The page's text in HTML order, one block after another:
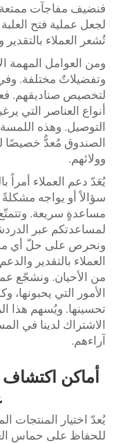
فنضيف مفاجآت ممتعة
لجعل عملية فتح
تُشعر العملاء بالتقدير
ومن العوامل المهمة
وتفضيلاتٌ مختلفة. وفي
لتخصيص صناديقهم.
أنواع العناصر التي
التوصيل. وهذه
الصندوق مُعدٌّ خصيصًا
وولائهم.
يُعَدّ دعم العملاء أمراً
سؤالاً أو يواجه
مساعدةٍ سريعة.
لمساعدتكم عبر
ونحرص على حلّ أي
العملاء بالتقدير
من الأحيان. ونشجّع
الأمور التي
تحسينها. ويُسهم هذا
الاشتراك لدينا في
آراءهم.
أماكن
يُعدّ اختيار المنتجات
للحفاظ على حماس